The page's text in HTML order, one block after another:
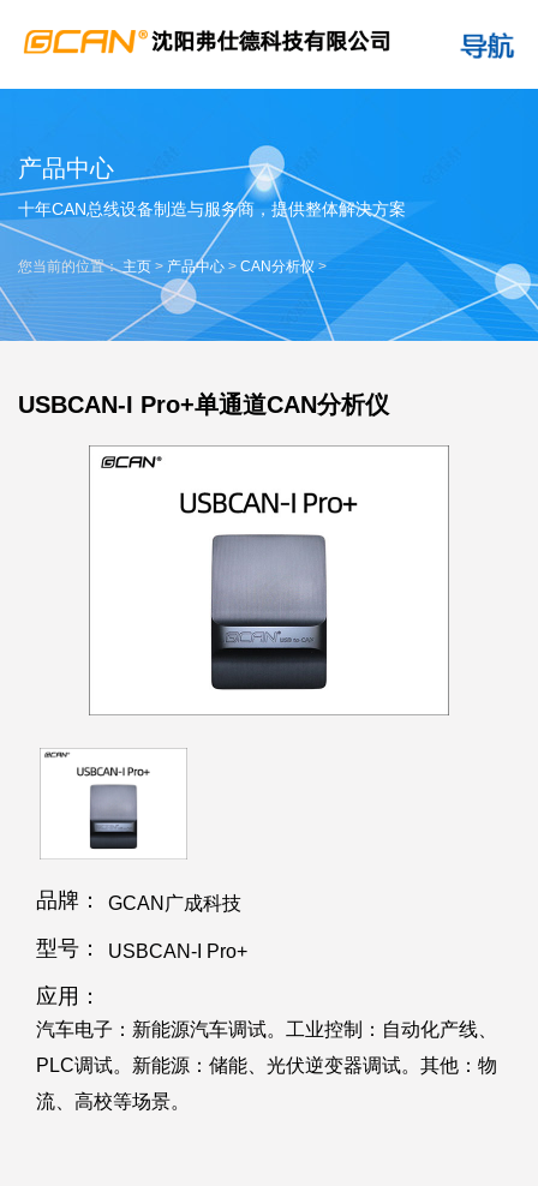
产品中心
十年CAN总线设备制造与服务商，提供整体解决方案
您当前的位置：主页 > 产品中心 > CAN分析仪>
USBCAN-I Pro+单通道CAN分析仪
品牌： GCAN广成科技
型号： USBCAN-I Pro+
应用：
汽车电子：新能源汽车调试。工业控制：自动化产线、
PLC调试。新能源：储能、光伏逆变器调试。其他：物
流、高校等场景。